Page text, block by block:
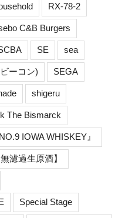
RX-78-2
C&B Burgers
SE sea
ーコン) SEGA
shigeru
The Bismarck
IOWA WHISKEY』
濾過生原酒】
Special Stage